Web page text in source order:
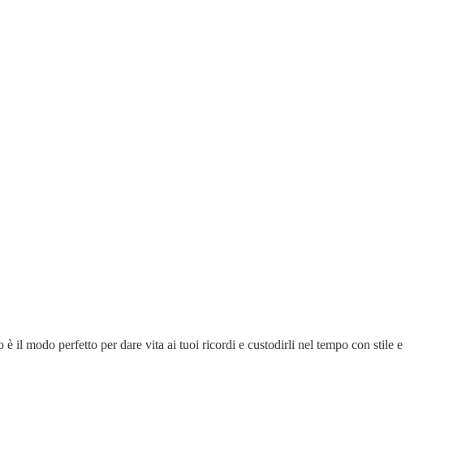
il modo perfetto per dare vita ai tuoi ricordi e custodirli nel tempo con stile e